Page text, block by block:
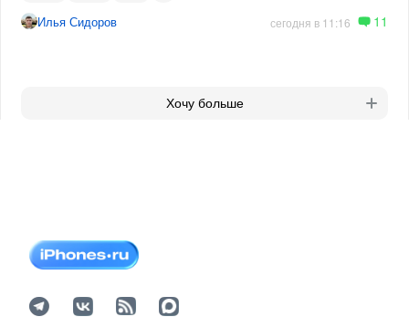
Илья Сидоров сегодня в 11:16 11
Хочу больше